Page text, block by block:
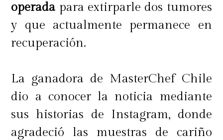
operadapara extirparle dos tumores
y que actualmente permanece en
recuperación.
La ganadora de MasterChef Chile
dio a conocer la noticia mediante
sus historias de Instagram, donde
agradeció las muestras de cariño